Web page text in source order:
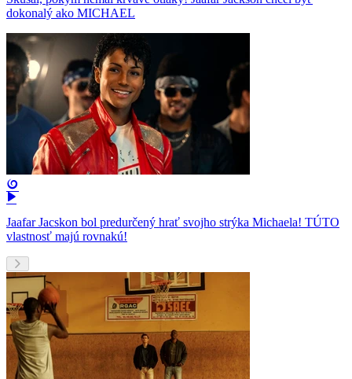
dokonalý ako MICHAEL
Jaafar Jacskon bol predurčený hrať svojho strýka Michaela! TÚTO
vlastnosť majú rovnakú!